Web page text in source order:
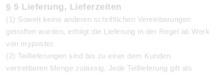
§ 5 Lieferung, Lieferzeiten
(1) Soweit keine anderen schriftlichen Vereinbarungen
getroffen wurden, erfolgt die Lieferung in der Regel ab Werk
von myposter.
(2) Teillieferungen sind bis zu einer dem Kunden
vertretbaren Menge zulässig. Jede Teillieferung gilt als